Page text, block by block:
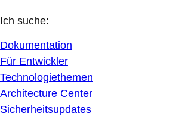
Ich suche:
Dokumentation
Für Entwickler
Technologiethemen
Architecture Center
Sicherheitsupdates